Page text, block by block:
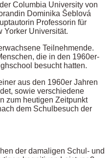
Columbia University von
Dominika Šeblová
Professorin für
Yorker Universität.
Teilnehmende.
die in den 1960er-
besucht hatten.
aus den 1960er Jahren
sowie verschiedene
zum heutigen Zeitpunkt
dem Schulbesuch der
der damaligen Schul- und